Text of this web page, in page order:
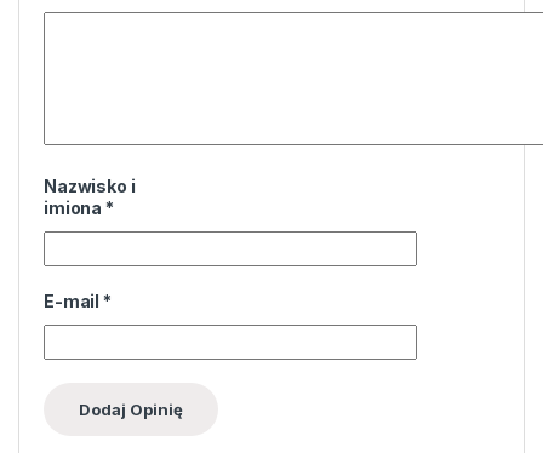
Nazwisko i
imiona *
E-mail *